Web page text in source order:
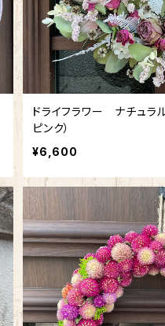
ドライフラワー ナチュラ
ピンク）
¥6,600